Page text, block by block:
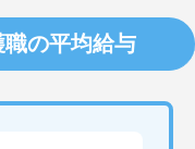
の平均給与